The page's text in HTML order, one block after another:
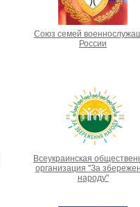
Союз семей
России
Всеукраинская
организация "За
народу"